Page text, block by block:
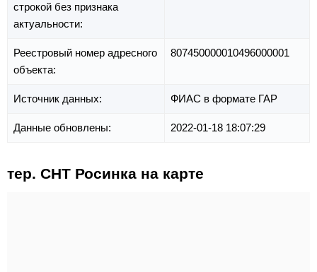
строкой без признака
актуальности:
Реестровый номер адресного
объекта:
807450000010496000001
Источник данных: ФИАС в формате ГАР
Данные обновлены: 2022-01-18 18:07:29
тер. СНТ Росинка на карте